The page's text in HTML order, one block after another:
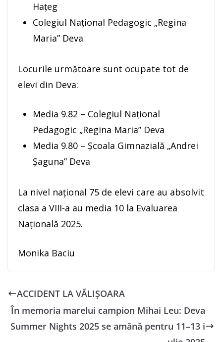
Hațeg
Colegiul Național Pedagogic „Regina
Maria” Deva
Locurile următoare sunt ocupate tot de
elevi din Deva:
Media 9.82 – Colegiul Național
Pedagogic „Regina Maria” Deva
Media 9.80 – Școala Gimnazială „Andrei
Șaguna” Deva
La nivel național 75 de elevi care au absolvit
clasa a VIII-a au media 10 la Evaluarea
Națională 2025.
Monika Baciu
ACCIDENT LA VĂLIȘOARA
În memoria marelui campion Mihai Leu: Deva
Summer Nights 2025 se amână pentru 11–13 i